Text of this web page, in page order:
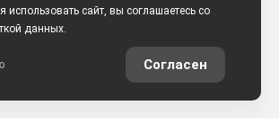
использовать сайт, вы соглашаетесь со
данных.
Согласен